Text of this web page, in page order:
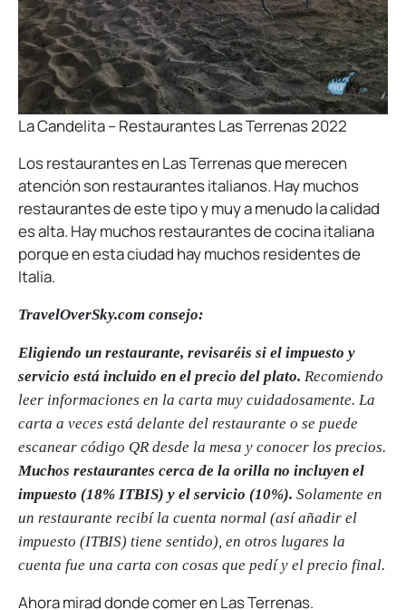
La Candelita – Restaurantes Las Terrenas 2022
Los restaurantes en Las Terrenas que merecen
atención son restaurantes italianos. Hay muchos
restaurantes de este tipo y muy a menudo la calidad
es alta. Hay muchos restaurantes de cocina italiana
porque en esta ciudad hay muchos residentes de
Italia.
TravelOverSky.com consejo:
Eligiendo un restaurante, revisaréis si el impuesto y
servicio está incluido en el precio del plato. Recomiendo
leer informaciones en la carta muy cuidadosamente. La
carta a veces está delante del restaurante o se puede
escanear código QR desde la mesa y conocer los precios.
Muchos restaurantes cerca de la orilla no incluyen el
impuesto (18% ITBIS) y el servicio (10%). Solamente en
un restaurante recibí la cuenta normal (así añadir el
impuesto (ITBIS) tiene sentido), en otros lugares la
cuenta fue una carta con cosas que pedí y el precio final.
Ahora mirad donde comer en Las Terrenas.